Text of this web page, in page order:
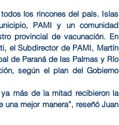
los rincones del país. Islas
PAMI y un comunidad
provincial de vacunación. En
el Subdirector de PAMI, Martín
de Paraná de las Palmas y Río
según el plan del Gobierno
más de la mitad recibieron la
mejor manera”, reseñó Juan